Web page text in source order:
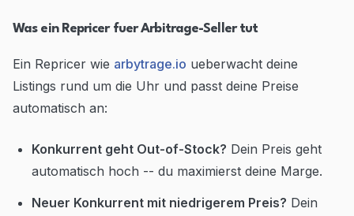
Was ein Repricer fuer Arbitrage-Seller tut
Ein Repricer wie arbytrage.io ueberwacht deine
Listings rund um die Uhr und passt deine Preise
automatisch an:
Konkurrent geht Out-of-Stock? Dein Preis geht
automatisch hoch -- du maximierst deine Marge.
Neuer Konkurrent mit niedrigerem Preis? Dein